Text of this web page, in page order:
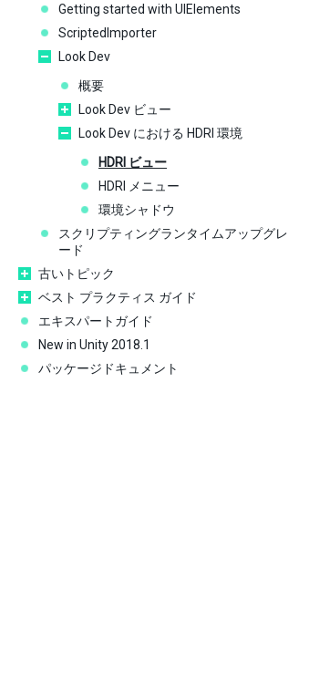
Getting started with UIElements
ScriptedImporter
Look Dev
概要
Look Dev ビュー
Look Dev における HDRI 環境
HDRI ビュー
HDRI メニュー
環境シャドウ
スクリプティングランタイムアップグレ
ード
古いトピック
ベスト プラクティス ガイド
エキスパートガイド
New in Unity 2018.1
パッケージドキュメント